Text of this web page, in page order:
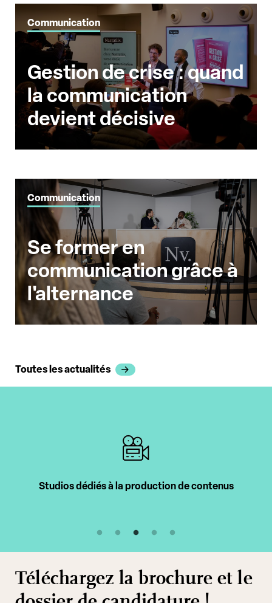
Communication
Gestion de crise : quand
la communication
devient décisive
Communication
Se former en
communication grâce à
l'alternance
Toutes les actualités
Studios dédiés à la production de contenus
Téléchargez la brochure et le